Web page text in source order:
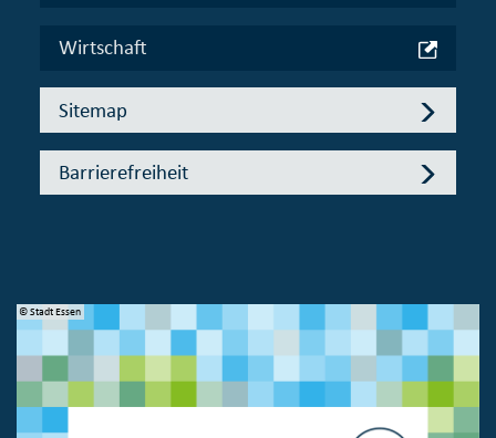
Wirtschaft
Sitemap
Barrierefreiheit
© Stadt Essen